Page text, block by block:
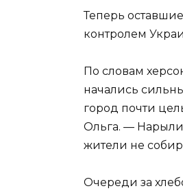
Теперь
контролем
По словам
начались
город почти
Ольга. — Нарыли
жители не
Очереди за